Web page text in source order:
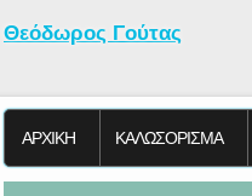
Θεόδωρος Γούτας
ΑΡΧΙΚΗ KΑΛΩΣΟΡΙΣΜΑ